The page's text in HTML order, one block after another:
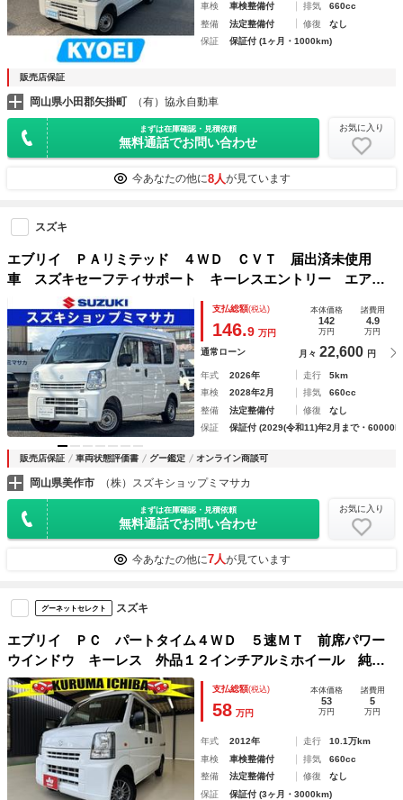
車検
車検整備付 排気
660cc
整備
法定整備付 修復
なし
保証
保証付 (1ヶ月・1000km)
販売店保証
岡山県小田郡矢掛町 （有）協永自動車
まずは在庫確認・見積依頼
無料通話でお問い合わせ
お気に入り
今あなたの他に8人が見ています
スズキ
エブリイ ＰＡリミテッド ４ＷＤ ＣＶＴ 届出済未使用
車 スズキセーフティサポート キーレスエントリー エアコ
ン パワステ ドアバイザー・フロアマット付
支払総額(税込)
146.9 万円
本体価格
142
万円
諸費用
4.9
万円
通常ローン 月々 22,600 円
年式 2026年 走行
5km
車検
2028年2月 排気
660cc
整備
法定整備付 修復
なし
保証
保証付 (2029(令和11)年2月まで・
販売店保証 車両状態評価書 グー鑑定 オンライン商談可
岡山県美作市 （株）スズキショップミマサカ
まずは在庫確認・見積依頼
無料通話でお問い合わせ
お気に入り
今あなたの他に7人が見ています
グーネットセレクト スズキ
エブリイ ＰＣ パートタイム４ＷＤ ５速ＭＴ 前席パワー
ウインドウ キーレス 外品１２インチアルミホイール 純正
フロアマット ヘッドライトレベライザー 両側スライドド
ア 外品ディスプレイオーディオ
支払総額(税込)
58 万円
本体価格
53
万円
諸費用
5
万円
年式 2012年 走行
10.1万km
車検
車検整備付 排気
660cc
整備
法定整備付 修復
なし
保証
保証付 (3ヶ月・3000km)